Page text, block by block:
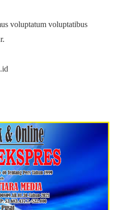
voluptatum voluptatibus